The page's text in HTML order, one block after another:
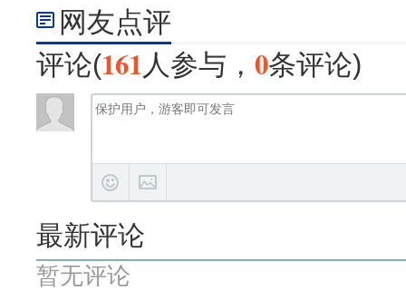
网友点评
评论(161人参与， 0条评论)
最新评论
暂无评论